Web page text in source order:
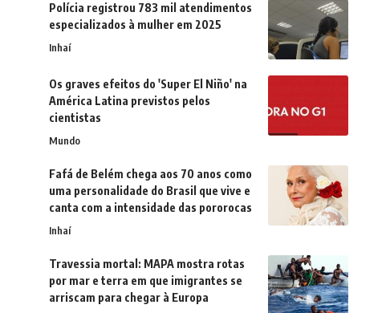
Polícia registrou 783 mil atendimentos
especializados à mulher em 2025
Inhaí
Os graves efeitos do 'Super El Niño' na
América Latina previstos pelos
cientistas
Mundo
Fafá de Belém chega aos 70 anos como
uma personalidade do Brasil que vive e
canta com a intensidade das pororocas
Inhaí
Travessia mortal: MAPA mostra rotas
por mar e terra em que imigrantes se
arriscam para chegar à Europa